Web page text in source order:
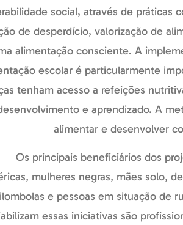
social, através de práticas
de desperdício, valorização de
alimentação consciente. A
escolar é particularmente
tenham acesso a refeições
e aprendizado. A
alimentar e desenvolver
Os principais beneficiários dos
mulheres negras, mães solo,
e pessoas em situação de
essas iniciativas são